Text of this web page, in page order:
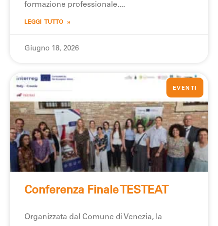
formazione professionale.
LEGGI TUTTO »
Giugno 18, 2026
EVENTI
Conferenza Finale TESTEAT
Organizzata dal Comune di Venezia, la